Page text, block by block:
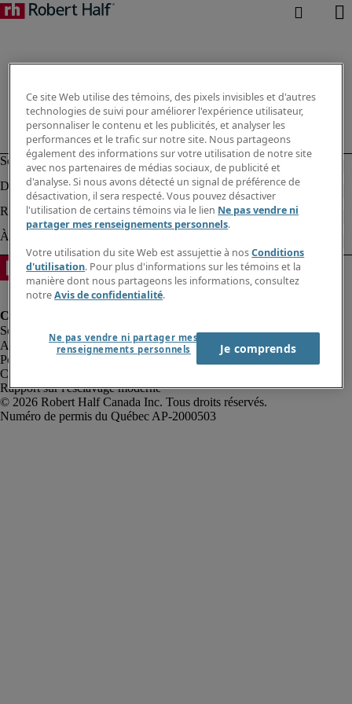
Alerte à la fraude
Politique de confidentialité
Conditions d’utilisation
Rapport sur l'esclavage moderne
Robert Half Canada Inc. Tous droits réservés.
Ce site Web utilise des témoins, des pixels invisibles et d'autres
technologies de suivi pour améliorer l'expérience utilisateur,
personnaliser le contenu et les publicités, et analyser les
performances et le trafic sur notre site. Nous partageons
également des informations sur votre utilisation de notre site
avec nos partenaires de médias sociaux, de publicité et
d'analyse. Si nous avons détecté un signal de préférence de
désactivation, il sera respecté. Vous pouvez désactiver
l'utilisation de certains témoins via le lien Ne pas vendre ni
partager mes renseignements personnels.
Votre utilisation du site Web est assujettie à nosConditions
d'utilisation. Pour plus d'informations sur les témoins et la
manière dont nous partageons les informations, consultez
notreAvis de confidentialité.
Ne pas vendre ni partager mes
renseignements personnels
Je comprends